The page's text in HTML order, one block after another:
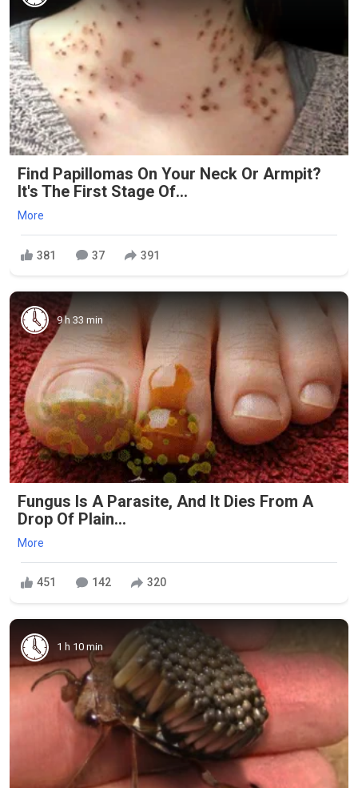
Find Papillomas On Your Neck Or Armpit?
It's The First Stage Of...
More
381 37 391
9 h 33 min
Fungus Is A Parasite, And It Dies From A
Drop Of Plain...
More
451 142 320
1 h 10 min